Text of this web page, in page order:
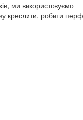
ми використовуємо
креслити, робити